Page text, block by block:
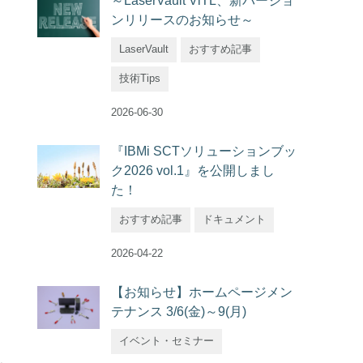
ンリリースのお知らせ～
LaserVault おすすめ記事
技術Tips
2026-06-30
『IBMi SCTソリューションブッ
ク2026 vol.1』を公開しまし
た！
おすすめ記事 ドキュメント
2026-04-22
【お知らせ】ホームページメン
テナンス 3/6(金)～9(月)
イベント・セミナー